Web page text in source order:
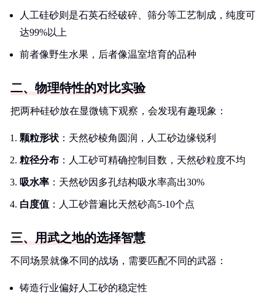
人工硅砂则是石英石经破碎、筛分等工艺制成，纯度可
达99%以上
前者像野生水果，后者像温室培育的品种
二、物理特性的对比实验
把两种硅砂放在显微镜下观察，会发现有趣现象：
颗粒形状 ：天然砂棱角圆润，人工砂边缘锐利
粒径分布 ：人工砂可精确控制目数，天然砂粒度不均
吸水率 ：天然砂因多孔结构吸水率高出30%
白度值 ：人工砂普遍比天然砂高5-10个点
三、用武之地的选择智慧
不同场景就像不同的战场，需要匹配不同的武器：
铸造行业偏好人工砂的稳定性